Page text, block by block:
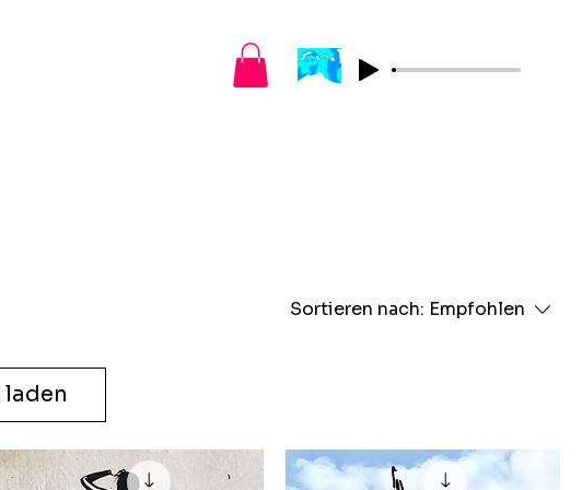
Sortieren nach: Empfohlen